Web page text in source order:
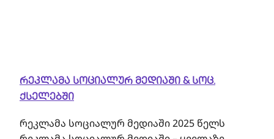
რეკლამა სოციალურ მედიაში & სოც.
ქსელებში
რეკლამა სოციალურ მედიაში 2025 წელს